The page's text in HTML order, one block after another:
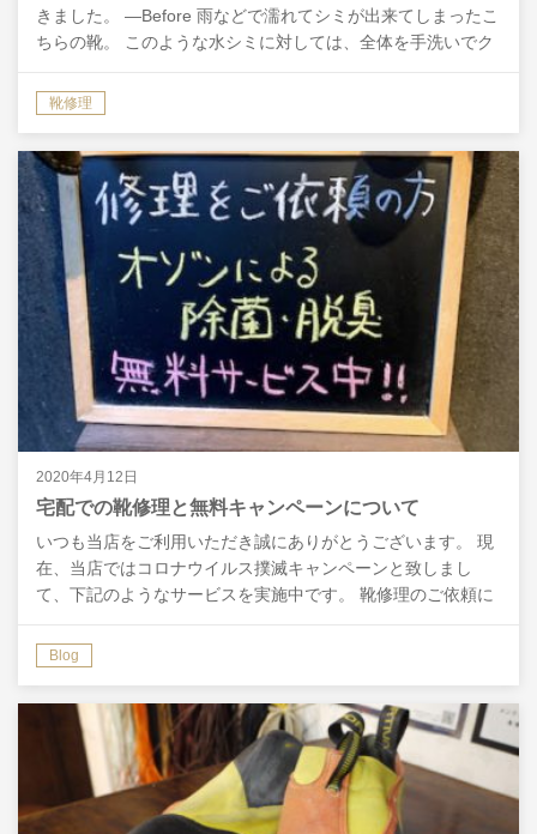
きました。 ―Before 雨などで濡れてシミが出来てしまったこ
ちらの靴。 このような水シミに対しては、全体を手洗いでク
靴修理
2020年4月12日
宅配での靴修理と無料キャンペーンについて
いつも当店をご利用いただき誠にありがとうございます。 現
在、当店ではコロナウイルス撲滅キャンペーンと致しまし
て、下記のようなサービスを実施中です。 靴修理のご依頼に
て…
Blog